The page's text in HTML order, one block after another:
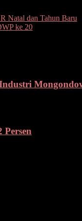
Natal dan Tahun Baru
ke 20
Persen